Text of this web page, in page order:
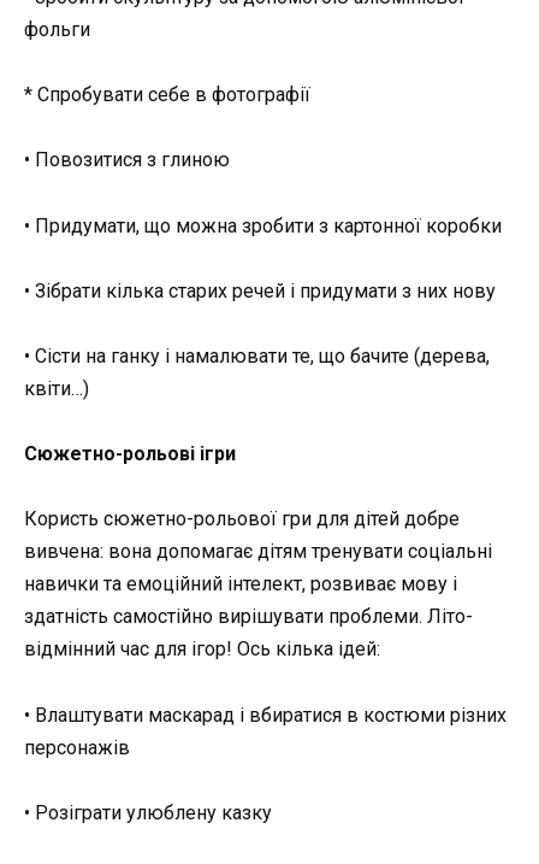
фольги
* Спробувати себе в фотографії
• Повозитися з глиною
• Придумати, що можна зробити з картонної коробки
• Зібрати кілька старих речей і придумати з них нову
• Сісти на ганку і намалювати те, що бачите (дерева,
квіти…)
Сюжетно-рольові ігри
Користь сюжетно-рольової гри для дітей добре
вивчена: вона допомагає дітям тренувати соціальні
навички та емоційний інтелект, розвиває мову і
здатність самостійно вирішувати проблеми. Літо-
відмінний час для ігор! Ось кілька ідей:
• Влаштувати маскарад і вбиратися в костюми різних
персонажів
• Розіграти улюблену казку